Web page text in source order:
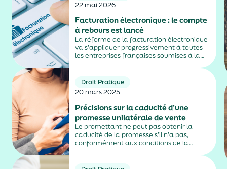
22 mai 2026
Facturation électronique : le compte
à rebours est lancé
La réforme de la facturation électronique
va s’appliquer progressivement à toutes
les entreprises françaises soumises à la
2026 puis une montée en charge en 2027,
selon la nature de leur activité. Un
calendrier qui...
Droit Pratique
20 mars 2025
Précisions sur la caducité d’une
promesse unilatérale de vente
Le promettant ne peut pas obtenir la
caducité de la promesse s’il n’a pas,
conformément aux conditions de la